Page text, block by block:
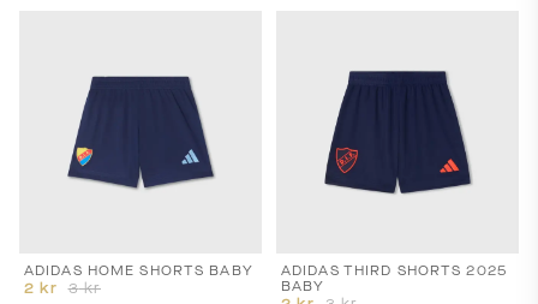
ADIDAS HOME SHORTS BABY
2 kr 3kr
ADIDAS THIRD SHORTS 2025
BABY